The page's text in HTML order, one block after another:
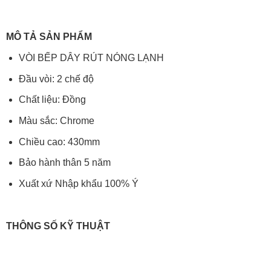
MÔ TẢ SẢN PHẨM
VÒI BẾP DÂY RÚT NÓNG LẠNH
Đầu vòi: 2 chế độ
Chất liệu: Đồng
Màu sắc: Chrome
Chiều cao: 430mm
Bảo hành thân 5 năm
Xuất xứ Nhập khẩu 100% Ý
THÔNG SỐ KỸ THUẬT